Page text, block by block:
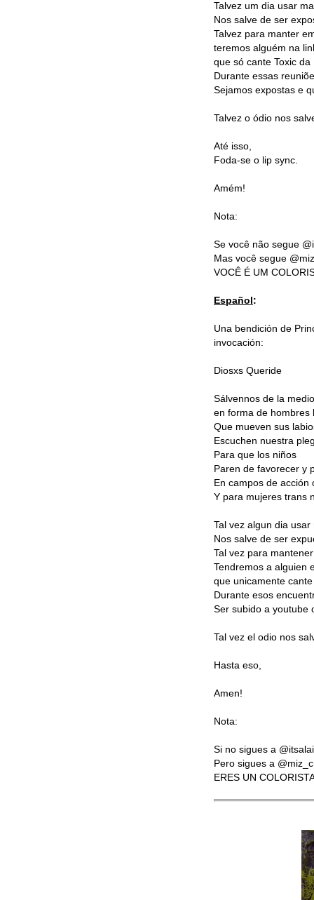
Talvez um dia usar
Nos salve de ser
Talvez para manter
teremos alguém na
que só cante Toxic da
Durante essas
Sejamos expostas e
Talvez o ódio nos
Até isso,
Foda-se o lip sync.
Amém!
Nota:
Se você não segue
Mas você segue
VOCÊ É UM
Español :
Una bendición de
invocación:
Diosxs Queride
Sálvennos de la
en forma de hombres
Que mueven sus
Escuchen nuestra
Para que los niños
Paren de favorecer y
En campos de
Y para mujeres trans
Tal vez algun dia
Nos salve de ser
Tal vez para
Tendremos a alguien
que unicamente cante
Durante esos
Ser subido a youtube
Tal vez el odio nos
Hasta eso,
Amen!
Nota:
Si no sigues a
Pero sigues a
ERES UN